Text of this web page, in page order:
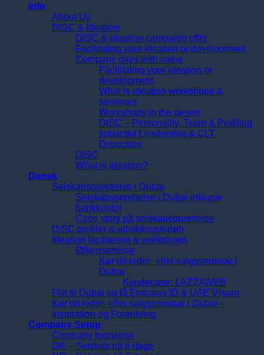
Info
About Us
DiSC & Ideation
DiSC & Ideation campaign offer
Facilitating your ideation or development
Company days with value
Facilitating your ideation or
development
What is ideation workshops &
seminars
Workshops in the desert
DiSC – Personality, Team & Profiling
Impactful Leadership & CLT
Disruption
DiSC
What is ideation?
Dansk
Selskabsoprettelse i Dubai
Selskabsoprettelse i Dubai inklusiv
bankkonto!
Case story på selskabsoprettelse
DiSC profiler & udviklingsforløb
Ideation facilitering & workshops
Ørkenseminar
Kør dit leder- eller salgsseminar i
Dubai
Kundecase: LAZZAWEB
Flyt til Dubai og få Emirates ID & UAE Visum
Kør dit leder- eller salgsseminar i Dubai –
Inspiration og Forankring
Company Setup
Company formation
DK – Selskab på 6 dage